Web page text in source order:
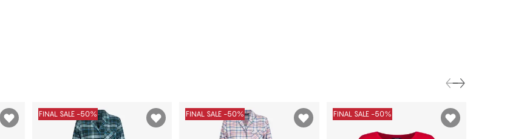
FINAL SALE -50% FINAL SALE -50% FINAL SALE -50%